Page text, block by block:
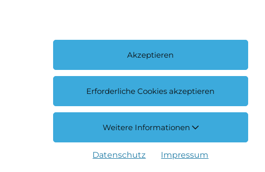
Akzeptieren
Erforderliche Cookies akzeptieren
Weitere Informationen
Datenschutz Impressum
selektivem Dämpfungssystem
Dekor:
Media: Burmester
Media: Head-Up Display
Paket: Night-Paket
AMG
Aussenspiegel in
Heckstossfänger
Kühlerverkleidung
hochglänzend